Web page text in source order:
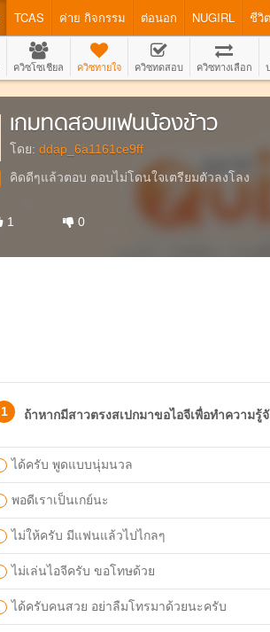
TCAS ค่าย กิจกรรม ต่อนอก NUGIRL ชีวิ
ควิซโซเชียล ควิซทายใจ ควิซทดสอบ ควิซทางเลือก
เกมทดสอบแฟนน้องข้าว
โดย: ddap_6a1161ce9ff
คิดดีๆแล้วตอบ ตอบไม่โดนใจเตรียมตัวลงโลง
1 0
1 ถ้าหากมีสาวตรงสเปกมาขอไอจีเพื่อทำความรู้
ได้ครับ พูดแบบนุ่มนวล
พอดีเราเป็นเกย์นะ
ไม่ให้ครับ มีแฟนแล้วไปไกลๆ
ไม่เล่นไอจีครับ ขอโทษด้วย
ได้ครับคนสวย อย่าลืมโทรมาด้วยนะครับ